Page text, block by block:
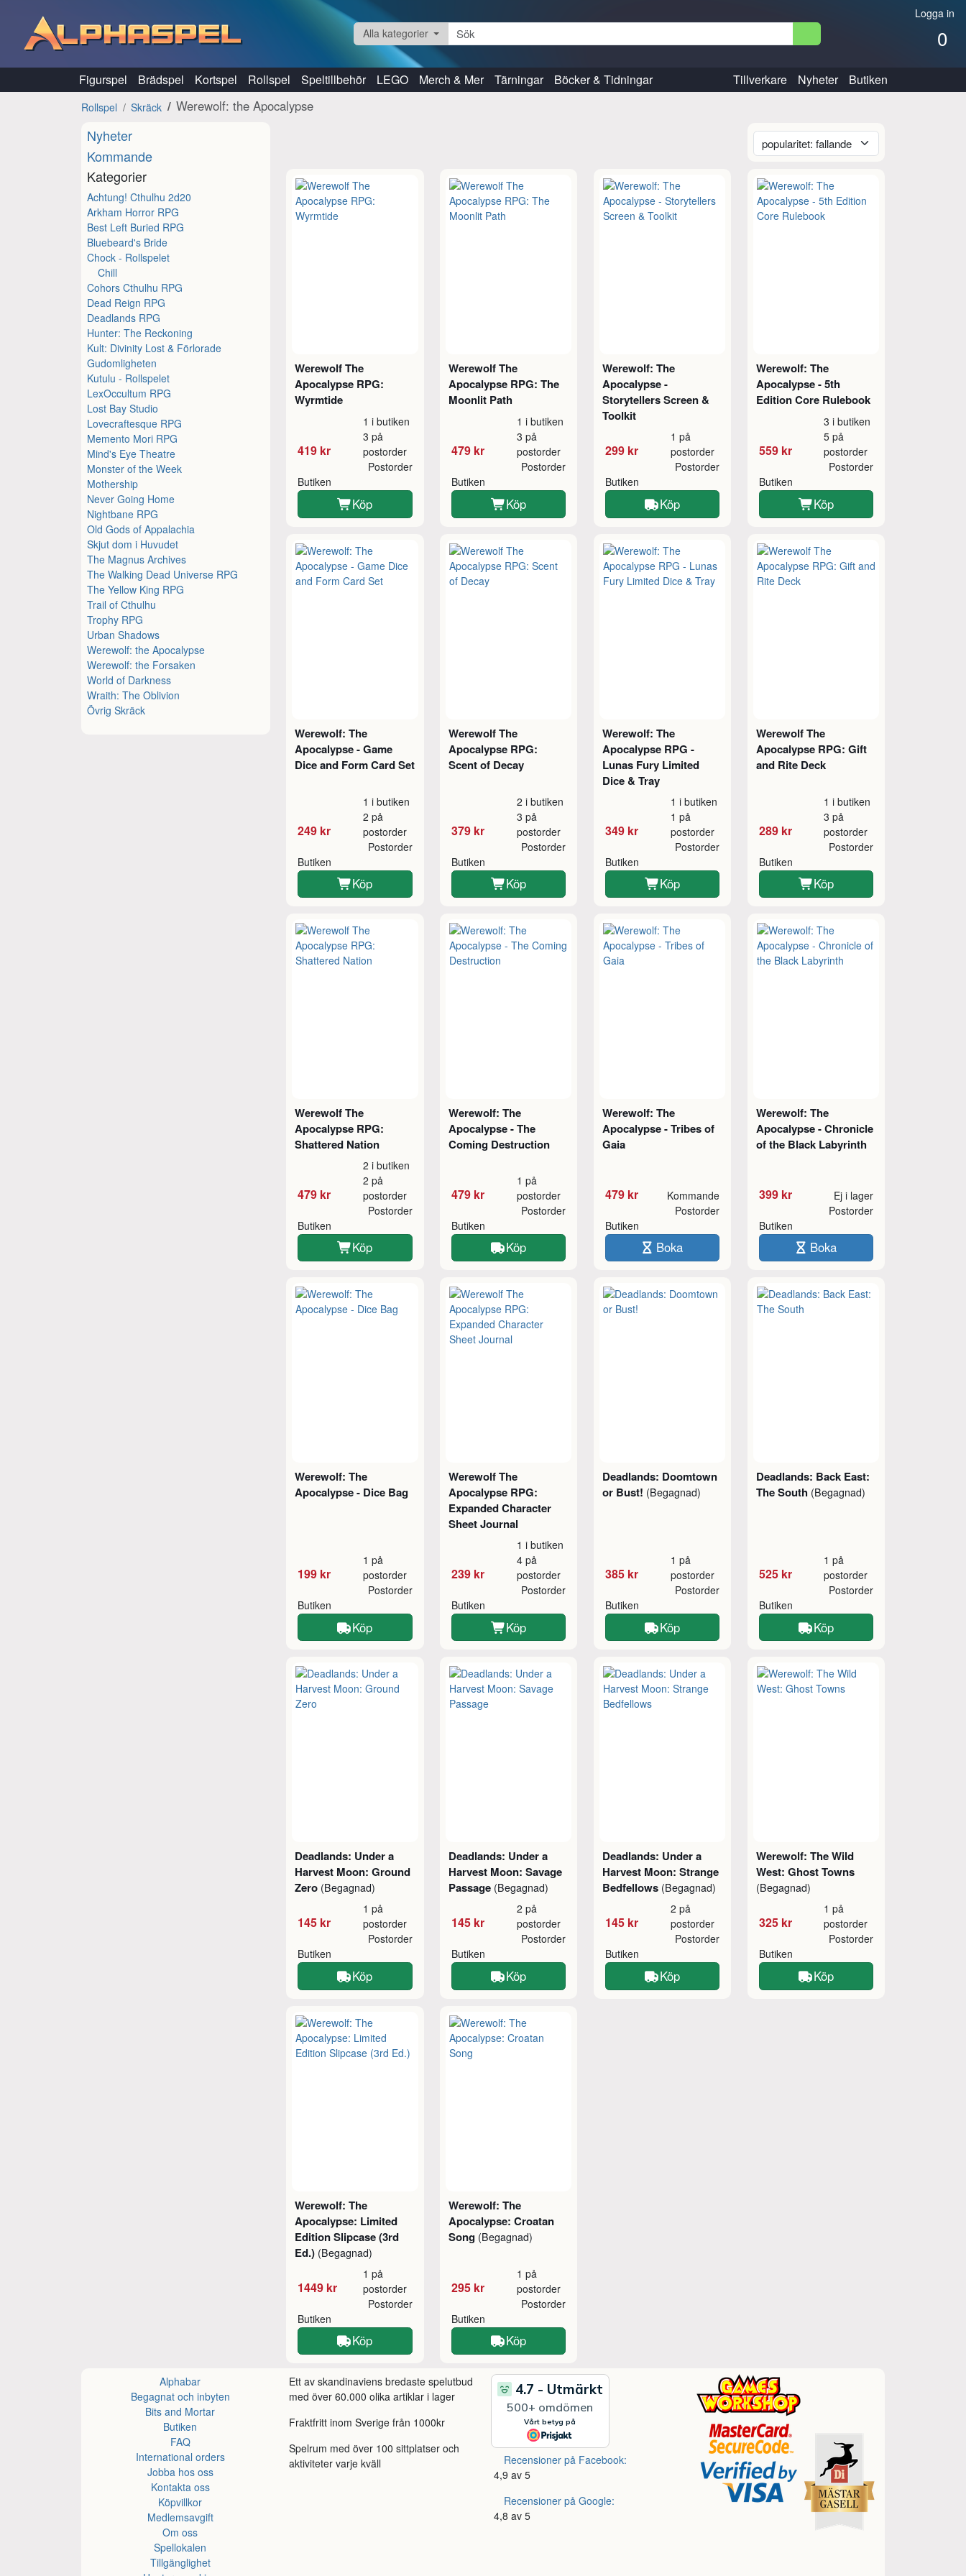
Logga in
0
Alla kategorier
Figurspel Brädspel Kortspel Rollspel Speltillbehör LEGO Merch & Mer Tärningar Böcker & Tidningar Tillverkare Nyheter Butiken
Rollspel Skräck Werewolf: the Apocalypse
Nyheter
Kommande
Kategorier
Achtung! Cthulhu 2d20
Arkham Horror RPG
Best Left Buried RPG
Bluebeard's Bride
Chock - Rollspelet
Chill
Cohors Cthulhu RPG
Dead Reign RPG
Deadlands RPG
Hunter: The Reckoning
Kult: Divinity Lost & Förlorade
Gudomligheten
Kutulu - Rollspelet
LexOccultum RPG
Lost Bay Studio
Lovecraftesque RPG
Memento Mori RPG
Mind's Eye Theatre
Monster of the Week
Mothership
Never Going Home
Nightbane RPG
Old Gods of Appalachia
Skjut dom i Huvudet
The Magnus Archives
The Walking Dead Universe RPG
The Yellow King RPG
Trail of Cthulhu
Trophy RPG
Urban Shadows
Werewolf: the Apocalypse
Werewolf: the Forsaken
World of Darkness
Wraith: The Oblivion
Övrig Skräck
Werewolf The
Apocalypse RPG:
Wyrmtide
419 kr
1 i butiken
3 på
postorder
Butiken
Postorder
Köp
Werewolf The
Apocalypse RPG: The
Moonlit Path
479 kr
1 i butiken
3 på
postorder
Butiken
Postorder
Köp
Werewolf: The
Apocalypse -
Storytellers Screen &
Toolkit
299 kr
1 på
postorder
Butiken
Postorder
Köp
Werewolf: The
Apocalypse - 5th
Edition Core Rulebook
559 kr
3 i butiken
5 på
postorder
Butiken
Postorder
Köp
Werewolf: The
Apocalypse - Game
Dice and Form Card Set
249 kr
1 i butiken
2 på
postorder
Butiken
Postorder
Köp
Werewolf The
Apocalypse RPG:
Scent of Decay
379 kr
2 i butiken
3 på
postorder
Butiken
Postorder
Köp
Werewolf: The
Apocalypse RPG -
Lunas Fury Limited
Dice & Tray
349 kr
1 i butiken
1 på
postorder
Butiken
Postorder
Köp
Werewolf The
Apocalypse RPG: Gift
and Rite Deck
289 kr
1 i butiken
3 på
postorder
Butiken
Postorder
Köp
Werewolf The
Apocalypse RPG:
Shattered Nation
479 kr
2 i butiken
2 på
postorder
Butiken
Postorder
Köp
Werewolf: The
Apocalypse - The
Coming Destruction
479 kr
1 på
postorder
Butiken
Postorder
Köp
Werewolf: The
Apocalypse - Tribes of
Gaia
479 kr Kommande
Butiken
Postorder
Boka
Werewolf: The
Apocalypse - Chronicle
of the Black Labyrinth
399 kr Ej i lager
Butiken
Postorder
Boka
Werewolf: The
Apocalypse - Dice Bag
199 kr
1 på
postorder
Butiken
Postorder
Köp
Werewolf The
Apocalypse RPG:
Expanded Character
Sheet Journal
239 kr
1 i butiken
4 på
postorder
Butiken
Postorder
Köp
Deadlands: Doomtown
or Bust! (Begagnad)
385 kr
1 på
postorder
Butiken
Postorder
Köp
Deadlands: Back East:
The South (Begagnad)
525 kr
1 på
postorder
Butiken
Postorder
Köp
Deadlands: Under a
Harvest Moon: Ground
Zero (Begagnad)
145 kr
1 på
postorder
Butiken
Postorder
Köp
Deadlands: Under a
Harvest Moon: Savage
Passage (Begagnad)
145 kr
2 på
postorder
Butiken
Postorder
Köp
Deadlands: Under a
Harvest Moon: Strange
Bedfellows (Begagnad)
145 kr
2 på
postorder
Butiken
Postorder
Köp
Werewolf: The Wild
West: Ghost Towns
(Begagnad)
325 kr
1 på
postorder
Butiken
Postorder
Köp
Werewolf: The
Apocalypse: Limited
Edition Slipcase (3rd
Ed.) (Begagnad)
1449 kr
1 på
postorder
Butiken
Postorder
Köp
Werewolf: The
Apocalypse: Croatan
Song (Begagnad)
295 kr
1 på
postorder
Butiken
Postorder
Köp
Alphabar
Begagnat och inbyten
Bits and Mortar
Butiken
FAQ
International orders
Jobba hos oss
Kontakta oss
Köpvillkor
Medlemsavgift
Om oss
Spellokalen
Tillgänglighet
Ett av skandinaviens bredaste spelutbud
med över 60.000 olika artiklar i lager
Fraktfritt inom Sverige från 1000kr
Spelrum med över 100 sittplatser och
aktiviteter varje kväll
Recensioner på Facebook:
4,9 av 5
Recensioner på Google:
4,8 av 5